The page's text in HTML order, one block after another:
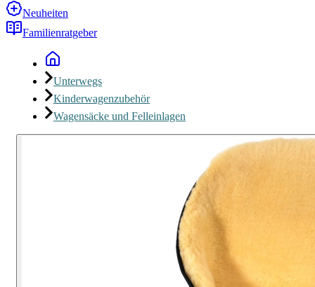
Neuheiten
Familienratgeber
Unterwegs
Kinderwagenzubehör
Wagensäcke und Felleinlagen